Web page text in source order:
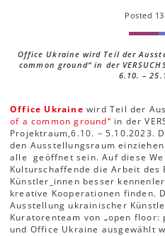
Posted
Office Ukraine wird Teil der
common ground“ in der
6.10. –
Office Ukraine wird Teil der
of a common ground“ in der
Projektraum,6.10. – 5.10.2023.
den Ausstellungsraum
alle geöffnet sein. Auf diese
Kulturschaffende die Arbeit des
Künstler_innen besser
kreative Kooperationen finden.
Ausstellung ukrainischer
Kuratorenteam von „open floor:
und Office Ukraine ausgewählt